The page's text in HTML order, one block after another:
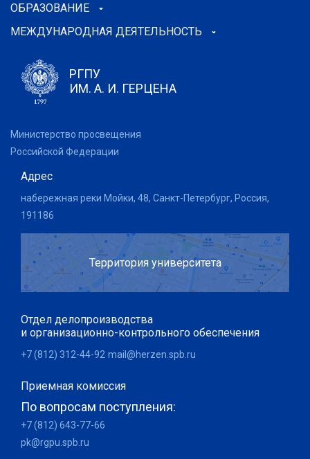
ОБРАЗОВАНИЕ
МЕЖДУНАРОДНАЯ ДЕЯТЕЛЬНОСТЬ
РГПУ
ИМ. А. И. ГЕРЦЕНА
Министерство просвещения
Российской Федерации
Адрес
набережная реки Мойки, 48, Санкт-Петербург, Россия,
191186
Территория университета
Отдел делопроизводства
и организационно-контрольного обеспечения
+7 (812) 312-44-92 mail@herzen.spb.ru
Приемная комиссия
По вопросам поступления:
+7 (812) 643-77-66
pk@rgpu.spb.ru